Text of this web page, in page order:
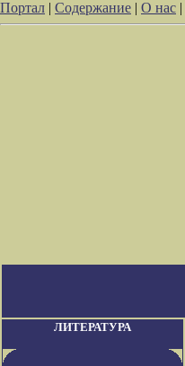
Портал | Содержание | О нас |
ЛИТЕРАТУРА